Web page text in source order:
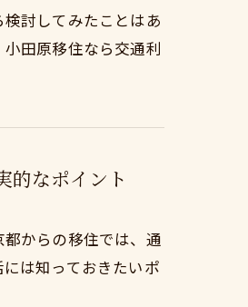
討してみたことはあ
田原移住なら交通利
的なポイント
からの移住では、通
は知っておきたいポ